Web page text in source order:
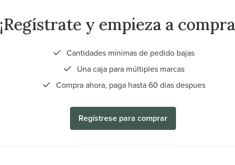
¡Regístrate y empieza a
Cantidades mínimas de pedido bajas
Una caja para múltiples marcas
Compra ahora, paga hasta 60 dias despues
Regístrese para comprar